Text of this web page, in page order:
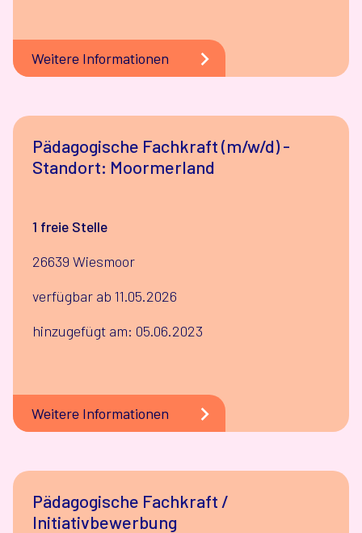
Weitere Informationen
Pädagogische Fachkraft (m/w/d) -
Standort: Moormerland
1 freie Stelle
26639 Wiesmoor
verfügbar ab 11.05.2026
hinzugefügt am: 05.06.2023
Weitere Informationen
Pädagogische Fachkraft /
Initiativbewerbung